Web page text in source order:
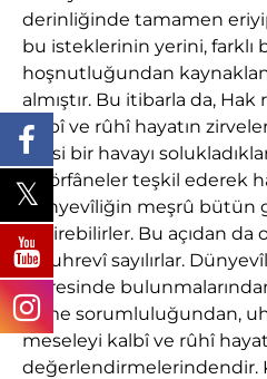
derinliğinde tamamen
bu isteklerinin yerini, farklı
hoşnutluğundan
almıştır. Bu itibarla da, Hak
kalbî ve rûhî hayatın
ötesi bir havayı
da örfâneler teşkil ederek
dünyevîliğin meşrû bütün
getirebilirler. Bu açıdan da
de uhrevî sayılırlar.
dairesinde
etme sorumluluğundan,
meseleyi kalbî ve rûhî
değerlendirmelerindendir.